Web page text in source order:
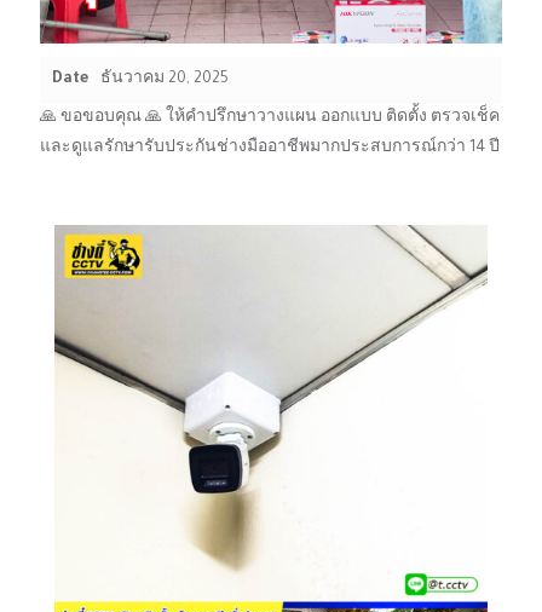
Date ธันวาคม 20, 2025
🙏 ขอขอบคุณ 🙏 ให้คำปรึกษาวางแผน ออกแบบ ติดตั้ง ตรวจเช็ค
และดูแลรักษารับประกันช่างมืออาชีพมากประสบการณ์กว่า 14 ปี